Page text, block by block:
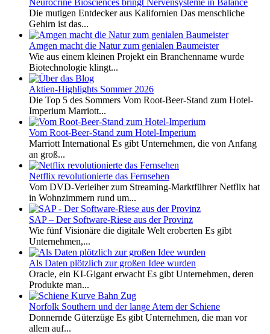
Die mutigen Entdecker aus Kalifornien Das menschliche
Gehirn ist das...
Amgen macht die Natur zum genialen Baumeister
Wie aus einem kleinen Projekt ein Branchenname wurde
Biotechnologie klingt...
Aktien-Highlights Sommer 2026
Die Top 5 des Sommers Vom Root-Beer-Stand zum Hotel-
Imperium Marriott...
Vom Root-Beer-Stand zum Hotel-Imperium
Marriott International Es gibt Unternehmen, die von Anfang
an groß...
Netflix revolutionierte das Fernsehen
Vom DVD-Verleiher zum Streaming-Marktführer Netflix hat
in Wohnzimmern rund um...
SAP – Der Software-Riese aus der Provinz
Wie fünf Visionäre die digitale Welt eroberten Es gibt
Unternehmen,...
Als Daten plötzlich zur großen Idee wurden
Oracle, ein KI-Gigant erwacht Es gibt Unternehmen, deren
Produkte man...
Norfolk Southern und der lange Atem der Schiene
Donnernde Güterzüge Es gibt Unternehmen, die man vor
allem auf...